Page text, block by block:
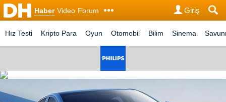
Haber Video Forum Giriş
Hız Testi Kripto Para Oyun Otomobil Bilim Sinema